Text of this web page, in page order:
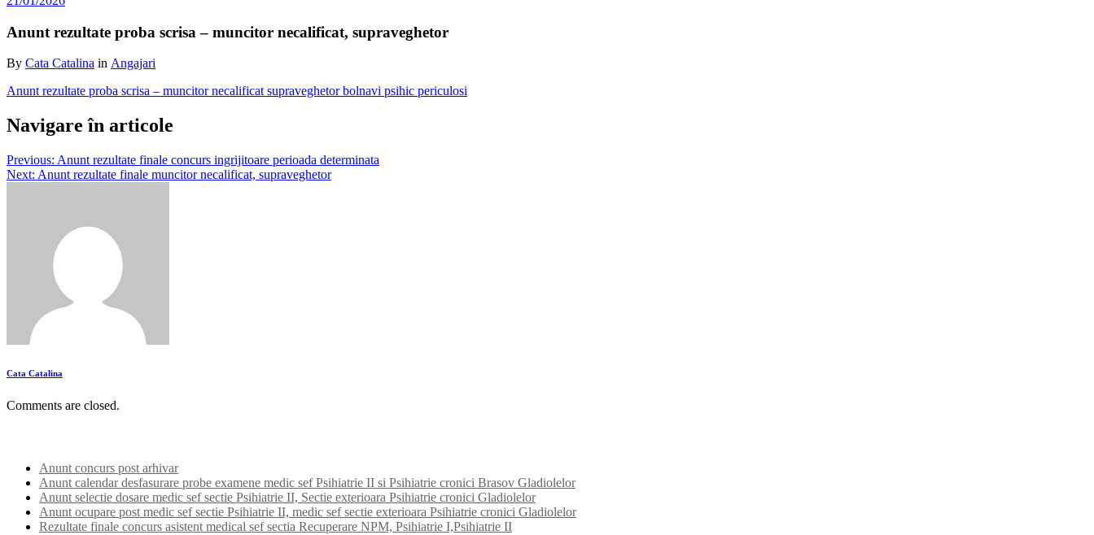
Anunt rezultate proba scrisa – muncitor necalificat, supraveghetor
By Cata Catalina in Angajari
Anunt rezultate proba scrisa – muncitor necalificat supraveghetor bolnavi psihic periculosi
Navigare în articole
Previous: Anunt rezultate finale concurs ingrijitoare perioada determinata
Next: Anunt rezultate finale muncitor necalificat, supraveghetor
Cata Catalina
Comments are closed.
Anunt concurs post arhivar
Anunt calendar desfasurare probe examene medic sef Psihiatrie II si Psihiatrie cronici Brasov Gladiolelor
Anunt selectie dosare medic sef sectie Psihiatrie II, Sectie exterioara Psihiatrie cronici Gladiolelor
Anunt ocupare post medic sef sectie Psihiatrie II, medic sef sectie exterioara Psihiatrie cronici Gladiolelor
Rezultate finale concurs asistent medical sef sectia Recuperare NPM, Psihiatrie I,Psihiatrie II